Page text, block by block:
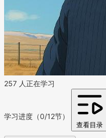
257 人正在学习
学习进度（0/12节）
查看目录